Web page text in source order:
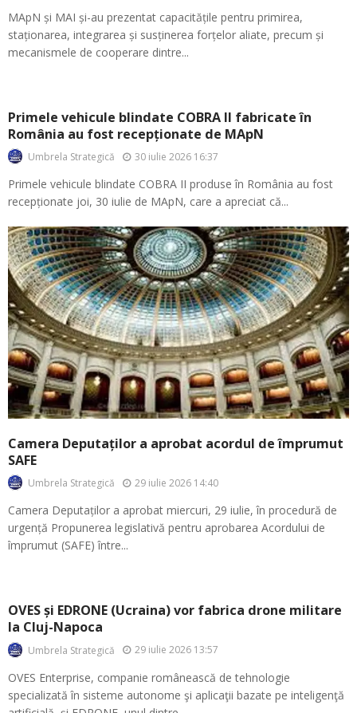
MApN și MAI și-au prezentat capacitățile pentru primirea,
staționarea, integrarea și susținerea forțelor aliate, precum și
mecanismele de cooperare dintre...
Primele vehicule blindate COBRA II fabricate în
România au fost recepționate de MApN
Umbrela Strategică 30 iulie 2026 16:37
Primele vehicule blindate COBRA II produse în România au fost
recepționate joi, 30 iulie de MApN, care a apreciat că...
Camera Deputaților a aprobat acordul de împrumut
SAFE
Umbrela Strategică 29 iulie 2026 14:40
Camera Deputaților a aprobat miercuri, 29 iulie, în procedură de
urgență Propunerea legislativă pentru aprobarea Acordului de
împrumut (SAFE) între...
OVES și EDRONE (Ucraina) vor fabrica drone militare
la Cluj-Napoca
Umbrela Strategică 29 iulie 2026 13:57
OVES Enterprise, companie românească de tehnologie
specializată în sisteme autonome şi aplicaţii bazate pe inteligenţă